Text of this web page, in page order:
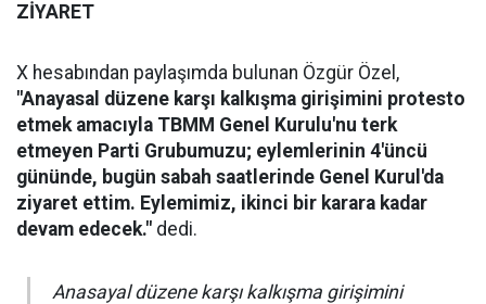
ZİYARET
X hesabından paylaşımda bulunan Özgür Özel,
"Anayasal düzene karşı kalkışma girişimini protesto
etmek amacıyla TBMM Genel Kurulu'nu terk
etmeyen Parti Grubumuzu; eylemlerinin 4'üncü
gününde, bugün sabah saatlerinde Genel Kurul'da
ziyaret ettim. Eylemimiz, ikinci bir karara kadar
devam edecek." dedi.
Anasayal düzene karşı kalkışma girişimini